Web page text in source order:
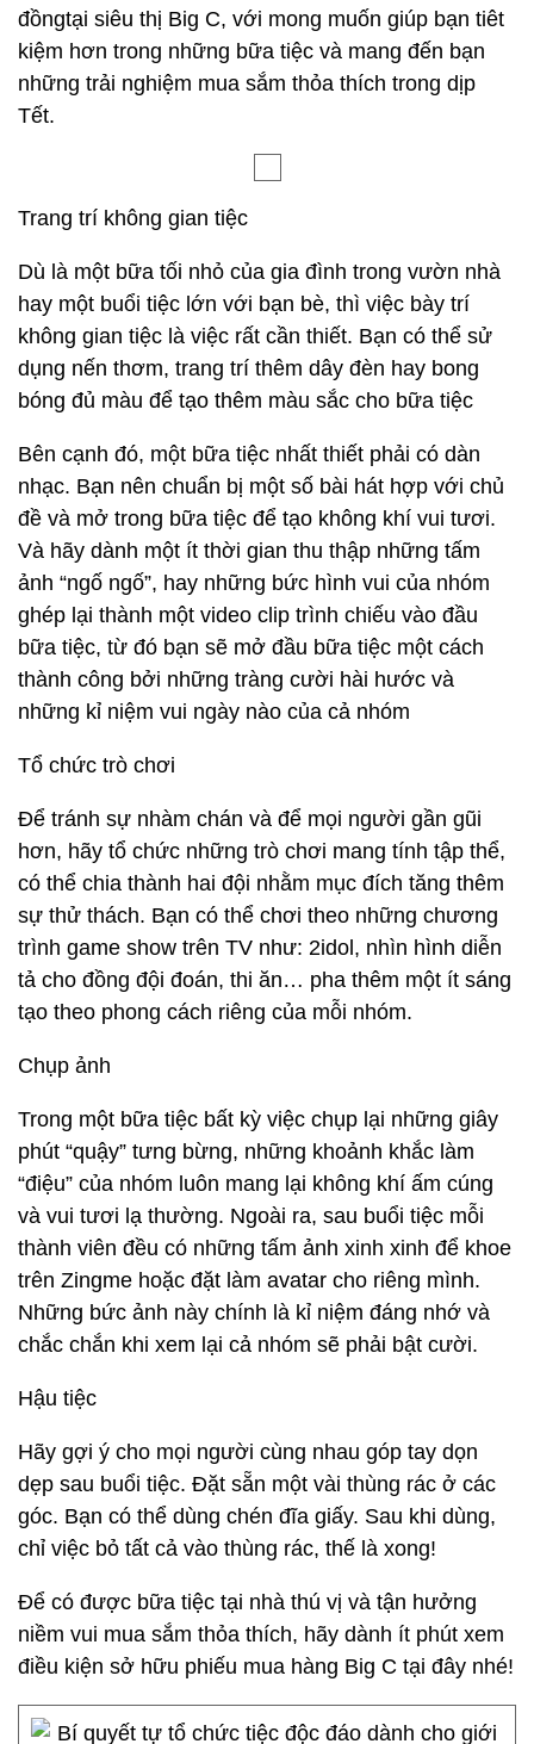
đồngtại siêu thị Big C, với mong muốn giúp bạn tiêt
kiệm hơn trong những bữa tiệc và mang đến bạn
những trải nghiệm mua sắm thỏa thích trong dịp
Tết.
Trang trí không gian tiệc
Dù là một bữa tối nhỏ của gia đình trong vườn nhà
hay một buổi tiệc lớn với bạn bè, thì việc bày trí
không gian tiệc là việc rất cần thiết. Bạn có thể sử
dụng nến thơm, trang trí thêm dây đèn hay bong
bóng đủ màu để tạo thêm màu sắc cho bữa tiệc
Bên cạnh đó, một bữa tiệc nhất thiết phải có dàn
nhạc. Bạn nên chuẩn bị một số bài hát hợp với chủ
đề và mở trong bữa tiệc để tạo không khí vui tươi.
Và hãy dành một ít thời gian thu thập những tấm
ảnh “ngố ngố”, hay những bức hình vui của nhóm
ghép lại thành một video clip trình chiếu vào đầu
bữa tiệc, từ đó bạn sẽ mở đầu bữa tiệc một cách
thành công bởi những tràng cười hài hước và
những kỉ niệm vui ngày nào của cả nhóm
Tổ chức trò chơi
Để tránh sự nhàm chán và để mọi người gần gũi
hơn, hãy tổ chức những trò chơi mang tính tập thể,
có thể chia thành hai đội nhằm mục đích tăng thêm
sự thử thách. Bạn có thể chơi theo những chương
trình game show trên TV như: 2idol, nhìn hình diễn
tả cho đồng đội đoán, thi ăn… pha thêm một ít sáng
tạo theo phong cách riêng của mỗi nhóm.
Chụp ảnh
Trong một bữa tiệc bất kỳ việc chụp lại những giây
phút “quậy” tưng bừng, những khoảnh khắc làm
“điệu” của nhóm luôn mang lại không khí ấm cúng
và vui tươi lạ thường. Ngoài ra, sau buổi tiệc mỗi
thành viên đều có những tấm ảnh xinh xinh để khoe
trên Zingme hoặc đặt làm avatar cho riêng mình.
Những bức ảnh này chính là kỉ niệm đáng nhớ và
chắc chắn khi xem lại cả nhóm sẽ phải bật cười.
Hậu tiệc
Hãy gợi ý cho mọi người cùng nhau góp tay dọn
dẹp sau buổi tiệc. Đặt sẵn một vài thùng rác ở các
góc. Bạn có thể dùng chén đĩa giấy. Sau khi dùng,
chỉ việc bỏ tất cả vào thùng rác, thế là xong!
Để có được bữa tiệc tại nhà thú vị và tận hưởng
niềm vui mua sắm thỏa thích, hãy dành ít phút xem
điều kiện sở hữu phiếu mua hàng Big C tại đây nhé!